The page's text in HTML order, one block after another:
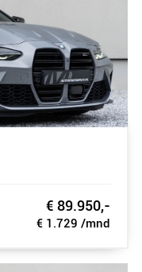
€ 89.950,-
€ 1.729 /mnd